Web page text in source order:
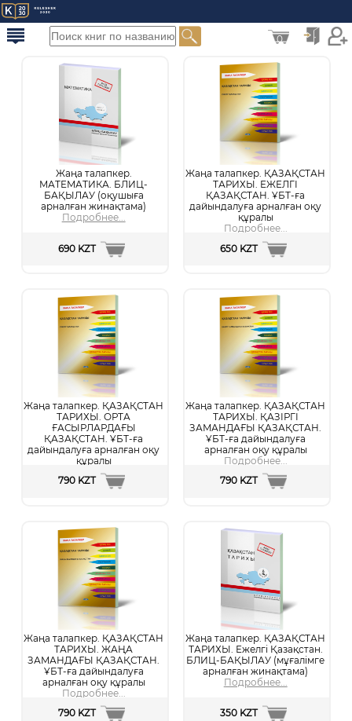
0
Жаңа талапкер.
МАТЕМАТИКА. БЛИЦ-
БАҚЫЛАУ (оқушыға
арналған жинақтама)
Подробнее...
690 KZT
Жаңа талапкер. ҚАЗАҚСТАН
ТАРИХЫ. ЕЖЕЛГІ
ҚАЗАҚСТАН. ҰБТ-ға
дайындалуға арналған оқу
құралы
Подробнее...
650 KZT
Жаңа талапкер. ҚАЗАҚСТАН
ТАРИХЫ. ОРТА
ҒАСЫРЛАРДАҒЫ
ҚАЗАҚСТАН. ҰБТ-ға
дайындалуға арналған оқу
құралы
Подробнее...
790 KZT
Жаңа талапкер. ҚАЗАҚСТАН
ТАРИХЫ. ҚАЗІРГІ
ЗАМАНДАҒЫ ҚАЗАҚСТАН.
ҰБТ-ға дайындалуға
арналған оқу құралы
Подробнее...
790 KZT
Жаңа талапкер. ҚАЗАҚСТАН
ТАРИХЫ. ЖАҢА
ЗАМАНДАҒЫ ҚАЗАҚСТАН.
ҰБТ-ға дайындалуға
арналған оқу құралы
Подробнее...
790 KZT
Жаңа талапкер. ҚАЗАҚСТАН
ТАРИХЫ. Ежелгі Қазақстан.
БЛИЦ-БАҚЫЛАУ (мұғалімге
арналған жинақтама)
Подробнее...
350 KZT